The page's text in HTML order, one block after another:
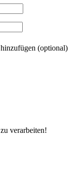
(optional)
verarbeiten!